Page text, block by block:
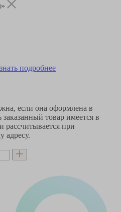
подробнее
если она оформлена в
заказанный товар имеется в
рассчитывается при
адресу.